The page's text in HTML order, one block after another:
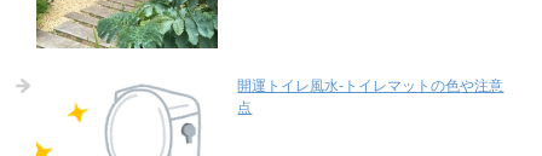
開運トイレ風水-トイレマットの色や注意
点